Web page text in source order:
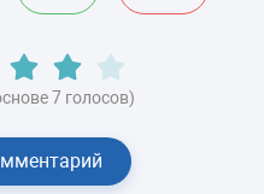
7 голосов)